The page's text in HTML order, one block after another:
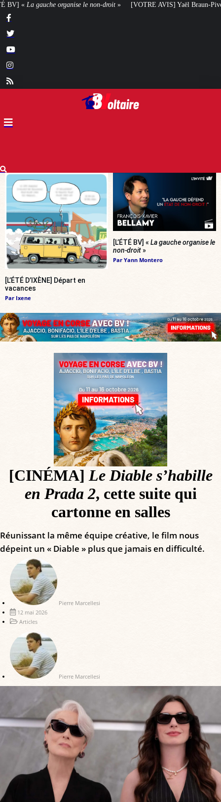
» [VOTRE AVIS] Yaël Braun-Pivet doit-elle renoncer à son projet
[L’ÉTÉ D’IXÈNE] Départ en
vacances
Par Ixene
[L’ÉTÉ BV] « La gauche organise le
non-droit»
Par Yann Montero
[CINÉMA]Le Diable s’habille
en Prada 2, cette suite qui
cartonne en salles
Réunissant la même équipe créative, le film nous
dépeint un « Diable » plus que jamais en difficulté.
Pierre Marcellesi
12 mai 2026
Articles
Pierre Marcellesi